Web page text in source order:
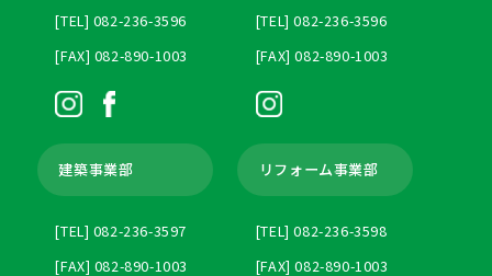
[TEL] 082-236-3596
[FAX] 082-890-1003
[TEL] 082-236-3596
[FAX] 082-890-1003
建築事業部
[TEL] 082-236-3597
[FAX] 082-890-1003
リフォーム事業部
[TEL] 082-236-3598
[FAX] 082-890-1003